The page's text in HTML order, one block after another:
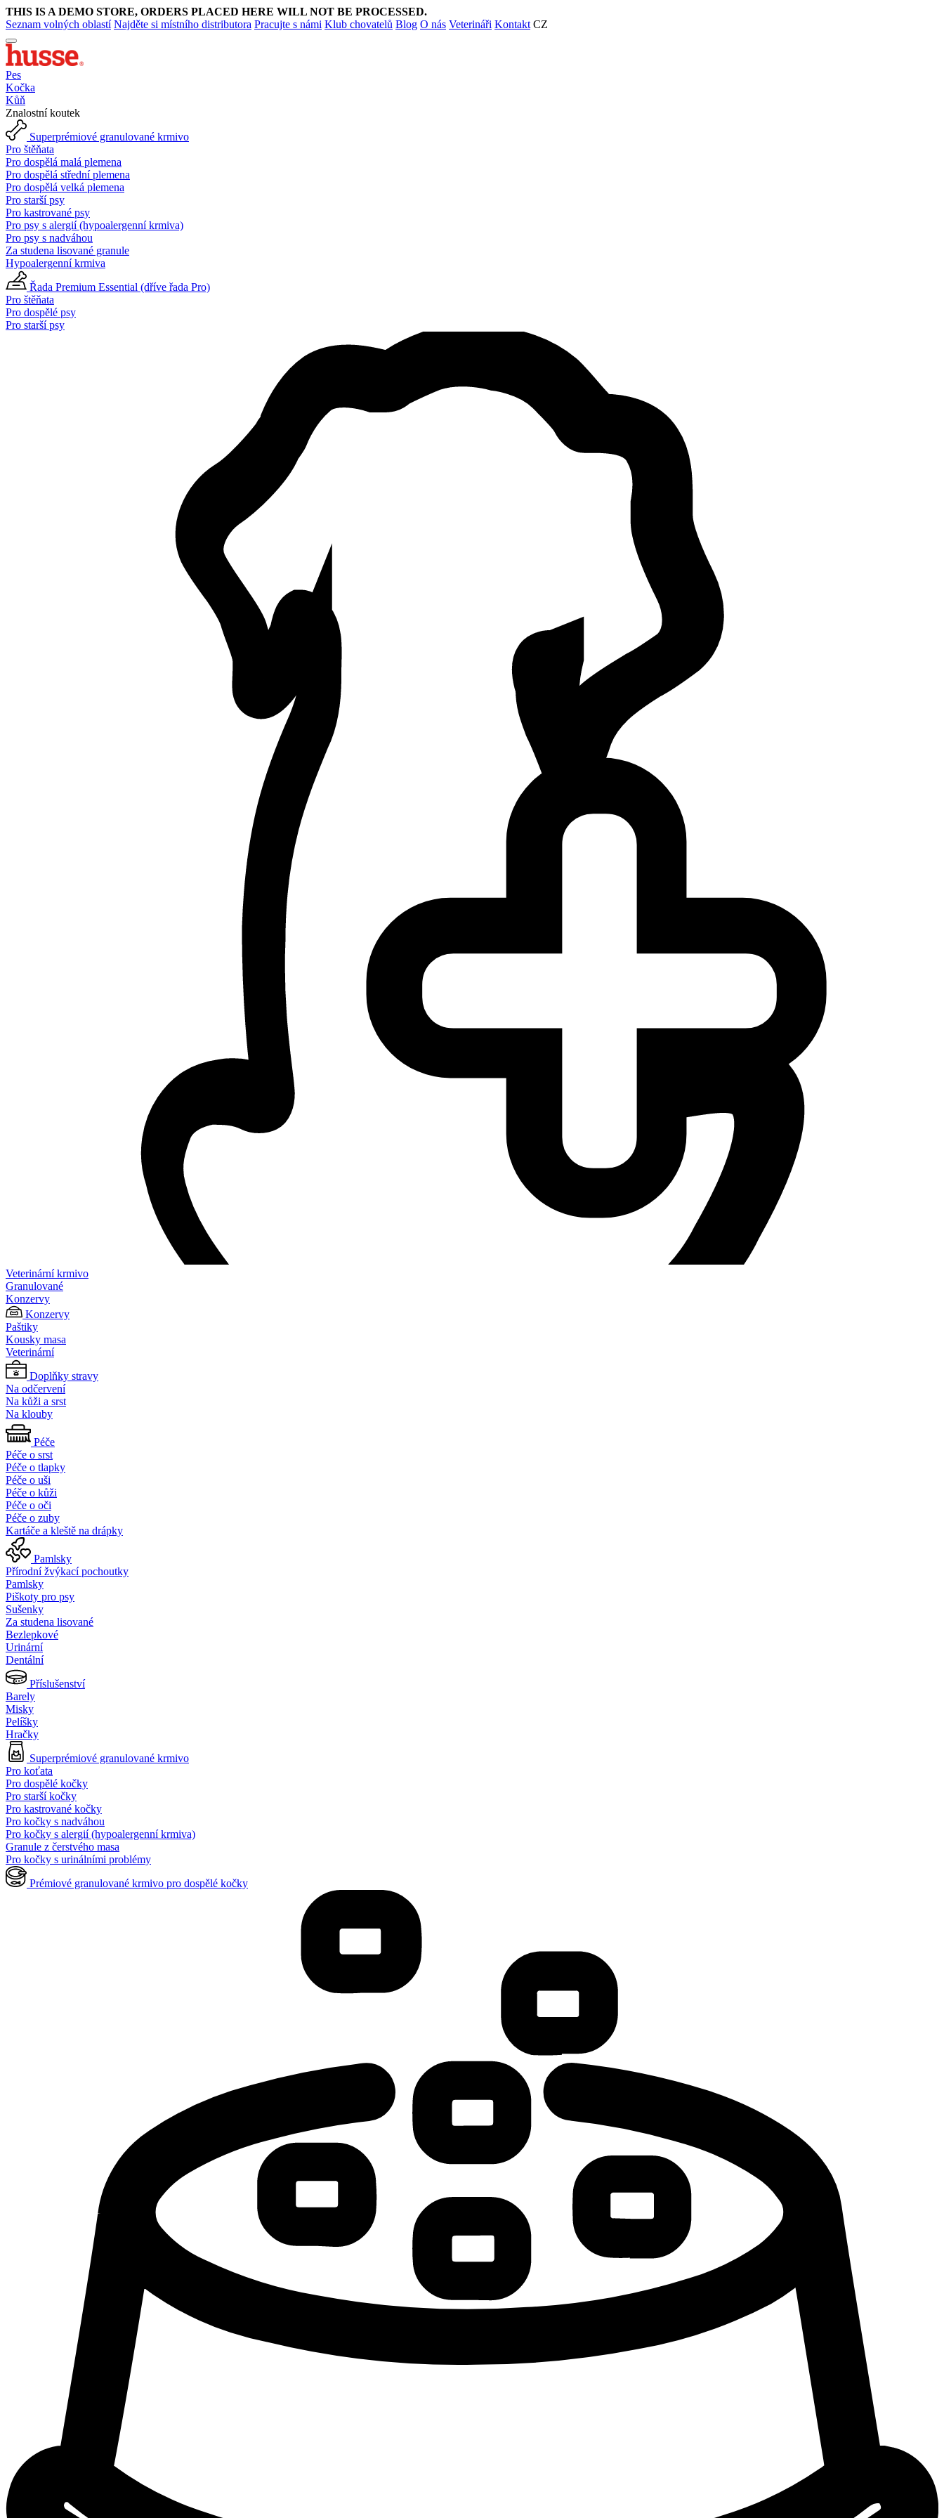
THIS IS A DEMO STORE, ORDERS PLACED HERE WILL NOT BE PROCESSED.
Seznam volných oblastí Najděte si místního distributora Pracujte s námi Klub chovatelů Blog O nás Veterináři Kontakt CZ
Pes
Kočka
Kůň
Znalostní koutek
Superprémiové granulované krmivo
Pro štěňata
Pro dospělá malá plemena
Pro dospělá střední plemena
Pro dospělá velká plemena
Pro starší psy
Pro kastrované psy
Pro psy s alergií (hypoalergenní krmiva)
Pro psy s nadváhou
Za studena lisované granule
Hypoalergenní krmiva
Řada Premium Essential (dříve řada Pro)
Pro štěňata
Pro dospělé psy
Pro starší psy
Veterinární krmivo
Granulované
Konzervy
Konzervy
Paštiky
Kousky masa
Veterinární
Doplňky stravy
Na odčervení
Na kůži a srst
Na klouby
Péče
Péče o srst
Péče o tlapky
Péče o uši
Péče o kůži
Péče o oči
Péče o zuby
Kartáče a kleště na drápky
Pamlsky
Přírodní žvýkací pochoutky
Pamlsky
Piškoty pro psy
Sušenky
Za studena lisované
Bezlepkové
Urinární
Dentální
Příslušenství
Barely
Misky
Pelíšky
Hračky
Superprémiové granulované krmivo
Pro koťata
Pro dospělé kočky
Pro starší kočky
Pro kastrované kočky
Pro kočky s nadváhou
Pro kočky s alergií (hypoalergenní krmiva)
Granule z čerstvého masa
Pro kočky s urinálními problémy
Prémiové granulované krmivo pro dospělé kočky